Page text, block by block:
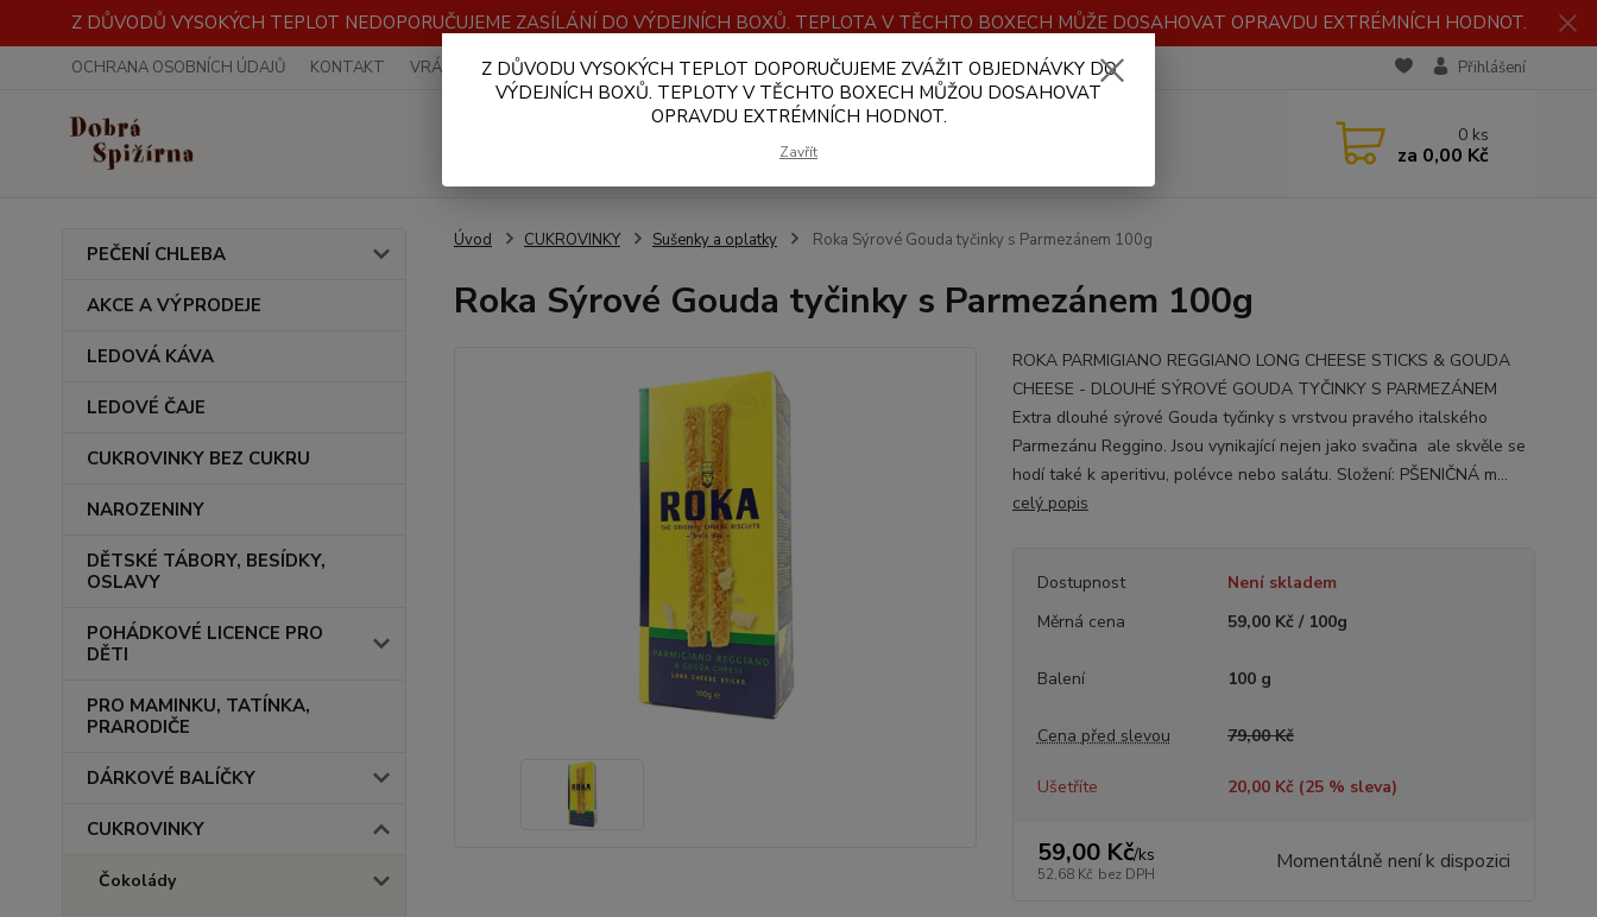
Z DŮVODŮ VYSOKÝCH TEPLOT NEDOPORUČUJEME ZASÍLÁNÍ DO VÝDEJNÍCH BOXŮ. TEPLOTA V TĚCHTO BOXECH MŮŽE DOSAHOVAT OPRAVDU EXTRÉMNÍCH HODNOT.
OCHRANA OSOBNÍCH ÚDAJŮ KONTAKT VRÁCENÍ ZBOŽÍ OBCHODNÍ PODMÍNKY PLATBA A DOPRAVA VELKOOBCHOD RECENZE Přihlášení
Hledat 0 ks
za 0,00 Kč
PEČENÍ CHLEBA
AKCE A VÝPRODEJE
LEDOVÁ KÁVA
LEDOVÉ ČAJE
CUKROVINKY BEZ CUKRU
NAROZENINY
DĚTSKÉ TÁBORY, BESÍDKY,
OSLAVY
POHÁDKOVÉ LICENCE PRO
DĚTI
PRO MAMINKU, TATÍNKA,
PRARODIČE
DÁRKOVÉ BALÍČKY
CUKROVINKY
Čokolády
Úvod CUKROVINKY Sušenky a oplatky Roka Sýrové Gouda tyčinky s Parmezánem 100g
Roka Sýrové Gouda tyčinky s Parmezánem 100g
ROKA PARMIGIANO REGGIANO LONG CHEESE STICKS & GOUDA
CHEESE - DLOUHÉ SÝROVÉ GOUDA TYČINKY S PARMEZÁNEM
Extra dlouhé sýrové Gouda tyčinky s vrstvou pravého italského
Parmezánu Reggino. Jsou vynikající nejen jako svačina ale skvěle se
hodí také k aperitivu, polévce nebo salátu. Složení: PŠENIČNÁ m...
celý popis
Dostupnost
Není skladem
Měrná cena
59,00 Kč / 100g
Balení 100 g
Cena před slevou 79,00 Kč
Ušetříte 20,00 Kč (25% sleva)
59,00 Kč/ks
52,68 Kč bez DPH Momentálně není k dispozici
Z DŮVODU VYSOKÝCH TEPLOT DOPORUČUJEME ZVÁŽIT OBJEDNÁVKY DO
VÝDEJNÍCH BOXŮ. TEPLOTY V TĚCHTO BOXECH MŮŽOU DOSAHOVAT
OPRAVDU EXTRÉMNÍCH HODNOT.
Zavřít